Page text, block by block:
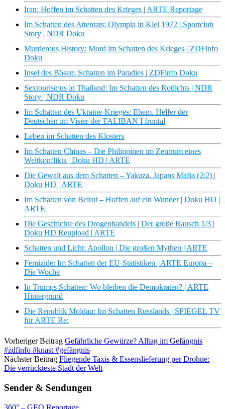
Iran: Hoffen im Schatten des Krieges | ARTE Reportage
Im Schatten des Attentats: Olympia in Kiel 1972 | Sportclub
Story | NDR Doku
Murderous History: Mord im Schatten des Krieges | ZDFinfo
Doku
Insel des Bösen: Schatten im Paradies | ZDFinfo Doku
Sextourismus in Thailand: Im Schatten des Rotlichts | NDR
Story | NDR Doku
Im Schatten des Ukraine-Krieges: Ehem. Helfer der
Deutschen im Visier der TALIBAN I frontal
Leben im Schatten des Klosters
Im Schatten Chinas – Die Philippinen im Zentrum eines
Weltkonflikts | Doku HD | ARTE
Die Gewalt aus dem Schatten – Yakuza, Japans Mafia (2/2) |
Doku HD | ARTE
Im Schatten von Beirut – Hoffen auf ein Wunder | Doku HD |
ARTE
Die Geschichte des Drogenhandels | Der große Rausch 1/3 |
Doku HD Reupload | ARTE
Schatten und Licht: Apollon | Die großen Mythen | ARTE
Femizide: Im Schatten der EU-Statistiken | ARTE Europa –
Die Woche
In Trumps Schatten: Wo bleiben die Demokraten? | ARTE
Hintergrund
Die Republik Moldau: Im Schatten Russlands | SPIEGEL TV
für ARTE Re:
Vorheriger Beitrag Gefährliche Gewürze? Alltag im Gefängnis
#zdfinfo #knast #gefängnis
Nächster Beitrag Fliegende Taxis & Essenslieferung per Drohne:
Die verrückteste Stadt der Welt
Sender & Sendungen
360° – GEO Reportage